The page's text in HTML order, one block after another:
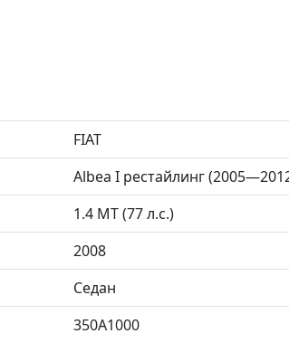
FIAT
Albea I рестайлинг
1.4 MT (77 л.с.)
2008
Седан
350A1000